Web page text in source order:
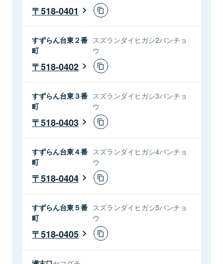
518-0401
すずらん台東２番
町
スズランダイヒガシ2バンチョ
ウ
518-0402
すずらん台東３番
町
スズランダイヒガシ3バンチョ
ウ
518-0403
すずらん台東４番
町
スズランダイヒガシ4バンチョ
ウ
518-0404
すずらん台東５番
町
スズランダイヒガシ5バンチョ
ウ
518-0405